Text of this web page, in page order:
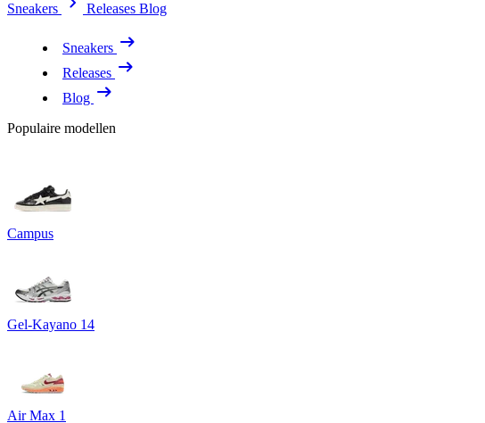
Sneakers
Releases Blog
Sneakers
Releases
Blog
Populaire modellen
Campus
Gel-Kayano 14
Air Max 1